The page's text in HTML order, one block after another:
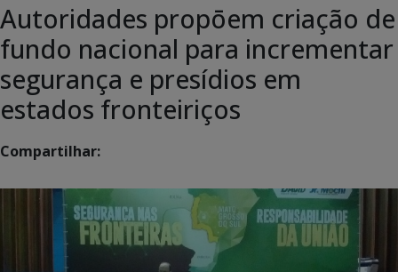
Autoridades propōem criação de
fundo nacional para incrementar
segurança e presídios em
estados fronteiriços
Compartilhar: